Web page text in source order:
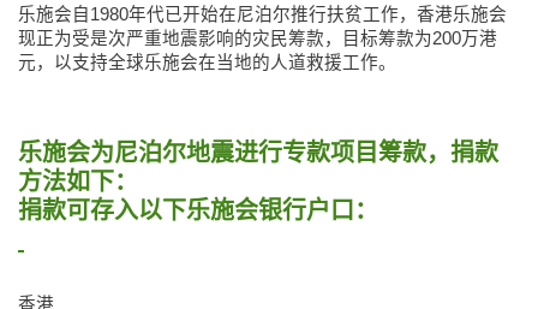
乐施会自1980年代已开始在尼泊尔推行扶贫工作，香港乐施会
现正为受是次严重地震影响的灾民筹款，目标筹款为200万港
元，以支持全球乐施会在当地的人道救援工作。
乐施会为尼泊尔地震进行专款项目筹款，捐款
方法如下：
捐款可存入以下乐施会银行户口：
香港